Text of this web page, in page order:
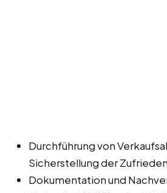
Durchführung von
Sicherstellung der
Dokumentation und